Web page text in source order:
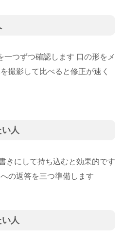
一つずつ確認します 口の形をメ
撮影して比べると修正が速く
人
きにして持ち込むと効果的です
の返答を三つ準備します
人